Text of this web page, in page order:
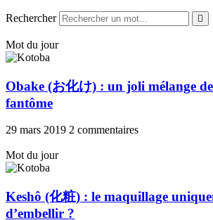
Rechercher
Mot du jour
Obake (お化け) : un joli mélange
fantôme
29 mars 2019 2 commentaires
Mot du jour
Keshô (化粧) : le maquillage
d’embellir ?